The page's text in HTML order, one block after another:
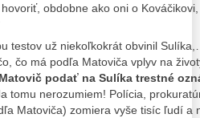
obdobne ako oni o
testov už niekoľkokrát obvinil
čo má podľa Matoviča vplyv na
Matovič podať na Sulíka trestné
tomu nerozumiem! Polícia,
Matoviča) zomiera vyše tisíc ľudí a